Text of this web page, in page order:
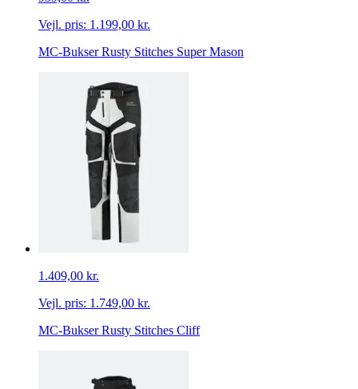
Vejl. pris: 1.199,00 kr.
MC-Bukser Rusty Stitches Super Mason
1.409,00 kr.
Vejl. pris: 1.749,00 kr.
MC-Bukser Rusty Stitches Cliff